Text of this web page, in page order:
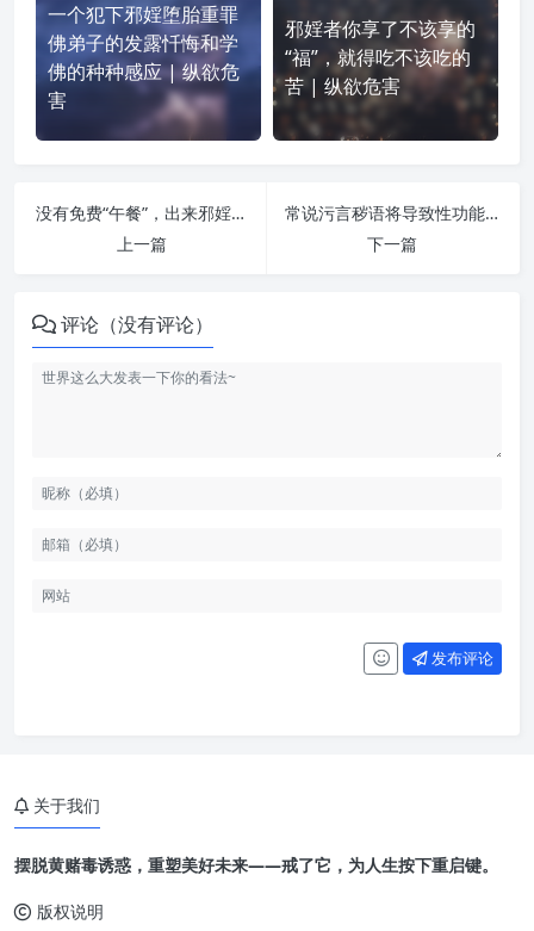
一个犯下邪婬堕胎重罪
佛弟子的发露忏悔和学
佛的种种感应 | 纵欲危
害
邪婬者你享了不该享的
“福”，就得吃不该吃的
苦 | 纵欲危害
没有免费“午餐”，出来邪婬早晚是要还的 | 纵欲危害
上一篇
常说污言秽语将导致性功能紊乱 | 纵欲危害
下一篇
评论（没有评论）
发布评论
关于我们
摆脱黄赌毒诱惑，重塑美好未来——戒了它，为人生按下重启键。
版权说明